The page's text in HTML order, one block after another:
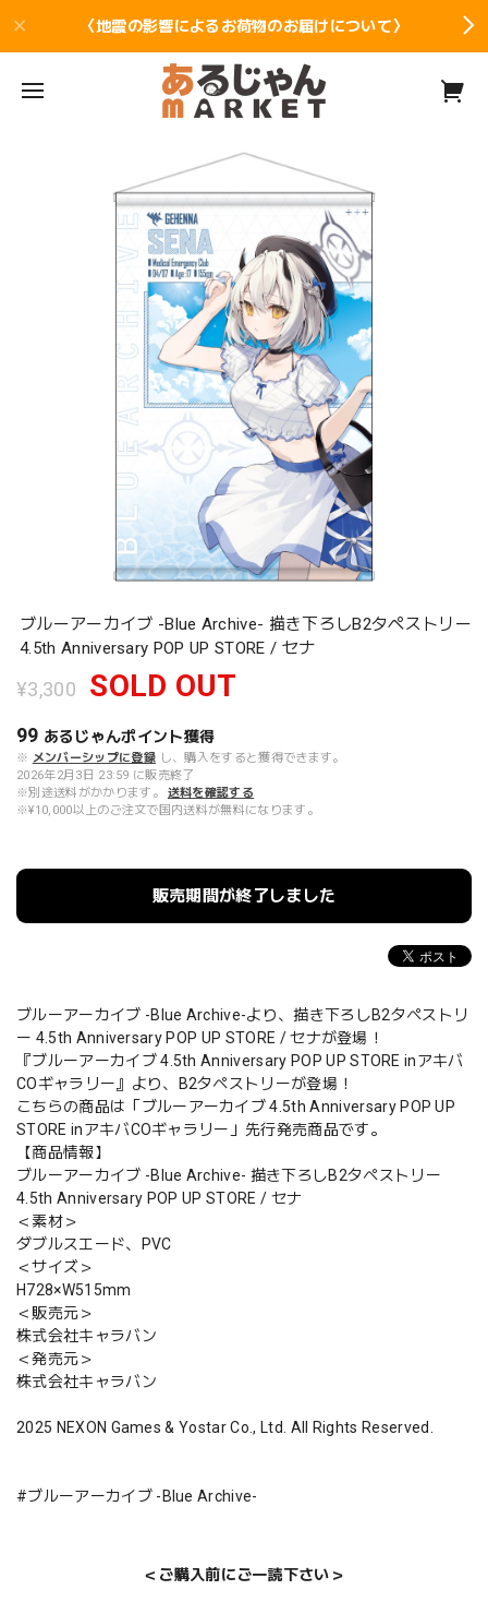
〈地震の影響によるお荷物のお届けについて〉
ブルーアーカイブ -Blue Archive- 描き下ろしB2タペストリー
4.5th Anniversary POP UP STORE / セナ
¥3,300 SOLD OUT
99 あるじゃんポイント獲得
※ メンバーシップに登録 し、購入をすると獲得できます。
2026年2月3日 23:59 に販売終了
※別途送料がかかります。
送料を確認する
※¥10,000以上のご注文で国内送料が無料になります。
販売期間が終了しました
ブルーアーカイブ -Blue Archive-より、描き下ろしB2タペストリ
ー 4.5th Anniversary POP UP STORE / セナが登場！
『ブルーアーカイブ 4.5th Anniversary POP UP STORE inアキバ
COギャラリー』より、B2タペストリーが登場！
こちらの商品は「ブルーアーカイブ 4.5th Anniversary POP UP
STORE inアキバCOギャラリー」先行発売商品です。
【商品情報】
ブルーアーカイブ -Blue Archive- 描き下ろしB2タペストリー
4.5th Anniversary POP UP STORE / セナ
＜素材＞
ダブルスエード、PVC
＜サイズ＞
H728×W515mm
＜販売元＞
株式会社キャラバン
＜発売元＞
株式会社キャラバン
2025 NEXON Games & Yostar Co., Ltd. All Rights Reserved.
#ブルーアーカイブ -Blue Archive-
＜ご購入前にご一読下さい＞